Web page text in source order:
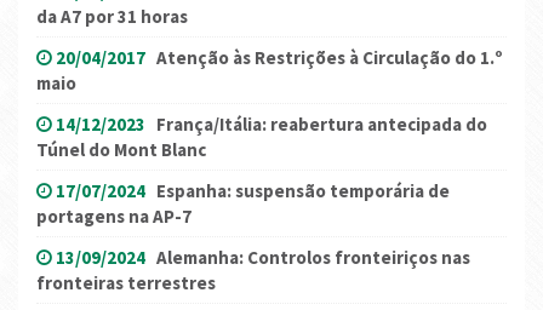
da A7 por 31 horas
20/04/2017 Atenção às Restrições à Circulação do 1.º
maio
14/12/2023 França/Itália: reabertura antecipada do
Túnel do Mont Blanc
17/07/2024 Espanha: suspensão temporária de
portagens na AP-7
13/09/2024 Alemanha: Controlos fronteiriços nas
fronteiras terrestres